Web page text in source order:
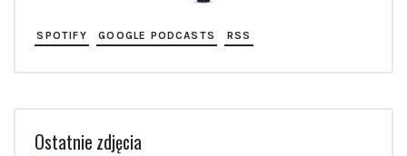
SPOTIFY GOOGLE PODCASTS RSS
Ostatnie zdjęcia